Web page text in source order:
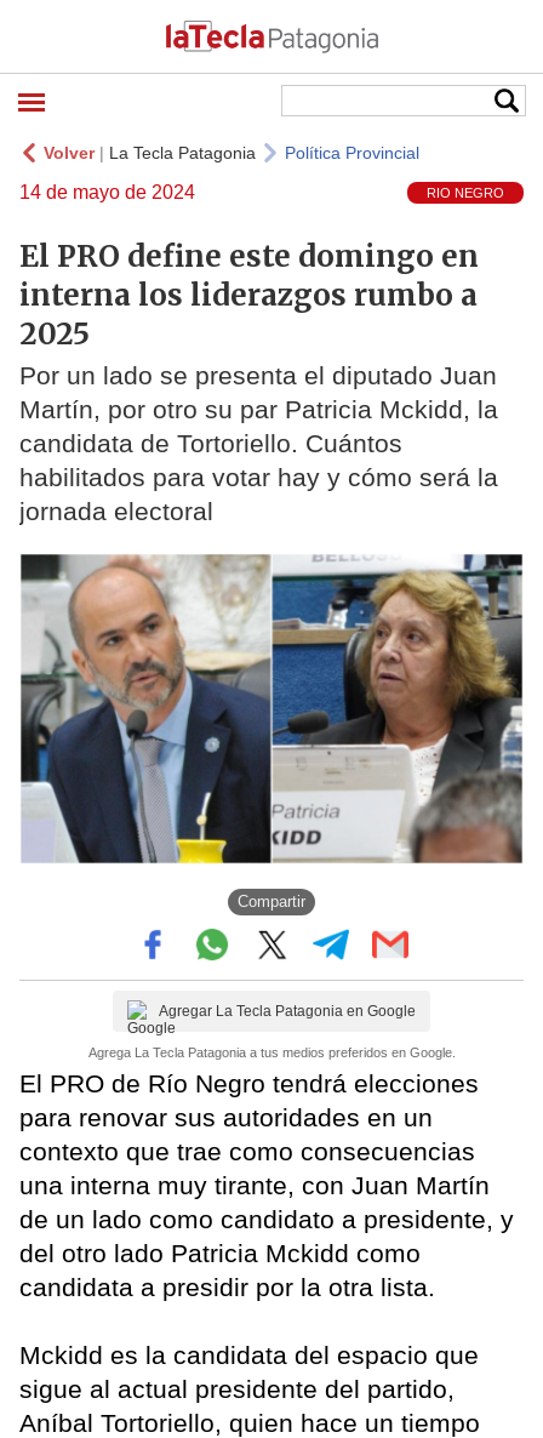
Volver| La Tecla Patagonia Política Provincial
14 de mayo de 2024 RIO NEGRO
El PRO define este domingo en
interna los liderazgos rumbo a
2025
Por un lado se presenta el diputado Juan
Martín, por otro su par Patricia Mckidd, la
candidata de Tortoriello. Cuántos
habilitados para votar hay y cómo será la
jornada electoral
Compartir
Agregar La Tecla Patagonia en Google
Agrega La Tecla Patagonia a tus medios preferidos en Google.
El PRO de Río Negro tendrá elecciones
para renovar sus autoridades en un
contexto que trae como consecuencias
una interna muy tirante, con Juan Martín
de un lado como candidato a presidente, y
del otro lado Patricia Mckidd como
candidata a presidir por la otra lista.
Mckidd es la candidata del espacio que
sigue al actual presidente del partido,
Aníbal Tortoriello, quien hace un tiempo